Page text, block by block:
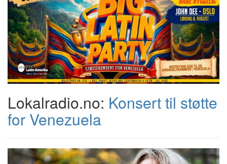
Lokalradio.no: Konsert til støtte
for Venezuela